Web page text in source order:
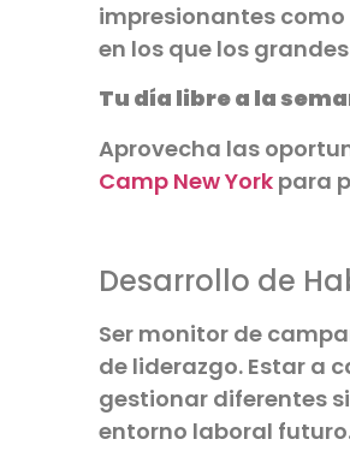
impresionantes
en los que los
Tu día libre a la
Aprovecha las
Camp New York para
Desarrollo de
Ser monitor de
de liderazgo. Estar a
gestionar diferentes
entorno laboral